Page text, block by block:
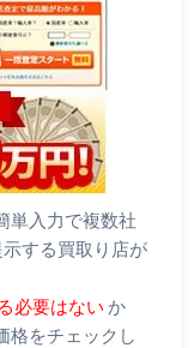
単入力で複数社
する買取り店が
必要はない か
格をチェックし